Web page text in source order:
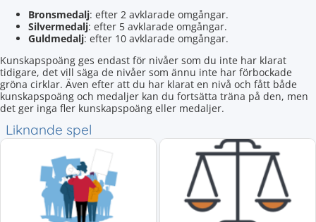
Bronsmedalj: efter 2 avklarade omgångar.
Silvermedalj: efter 5 avklarade omgångar.
Guldmedalj: efter 10 avklarade omgångar.
Kunskapspoäng ges endast för nivåer som du inte har klarat
tidigare, det vill säga de nivåer som ännu inte har förbockade
gröna cirklar. Även efter att du har klarat en nivå och fått både
kunskapspoäng och medaljer kan du fortsätta träna på den, men
det ger inga fler kunskapspoäng eller medaljer.
Liknande spel